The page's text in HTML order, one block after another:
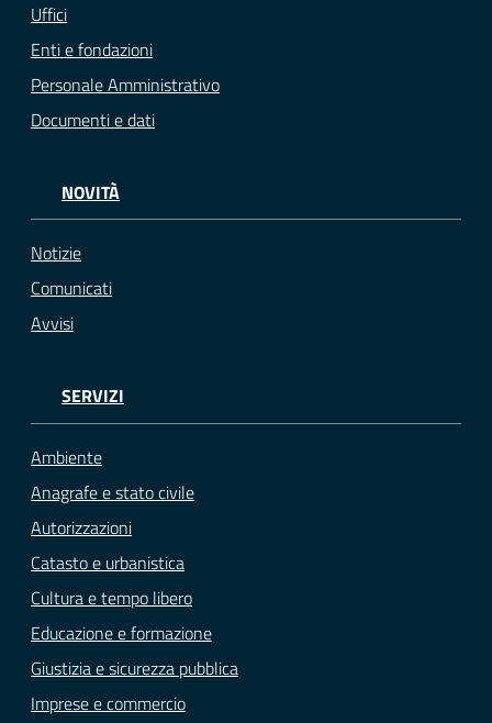
Uffici
Enti e fondazioni
Personale Amministrativo
Documenti e dati
NOVITÀ
Notizie
Comunicati
Avvisi
SERVIZI
Ambiente
Anagrafe e stato civile
Autorizzazioni
Catasto e urbanistica
Cultura e tempo libero
Educazione e formazione
Giustizia e sicurezza pubblica
Imprese e commercio